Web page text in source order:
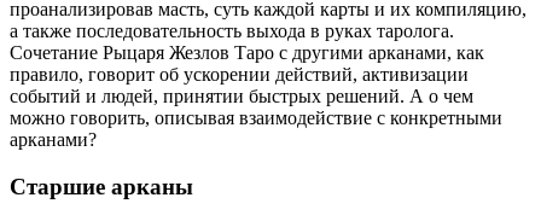
проанализировав масть, суть каждой карты и их компиляцию,
а также последовательность выхода в руках таролога.
Сочетание Рыцаря Жезлов Таро с другими арканами, как
правило, говорит об ускорении действий, активизации
событий и людей, принятии быстрых решений. А о чем
можно говорить, описывая взаимодействие с конкретными
арканами?
Старшие арканы